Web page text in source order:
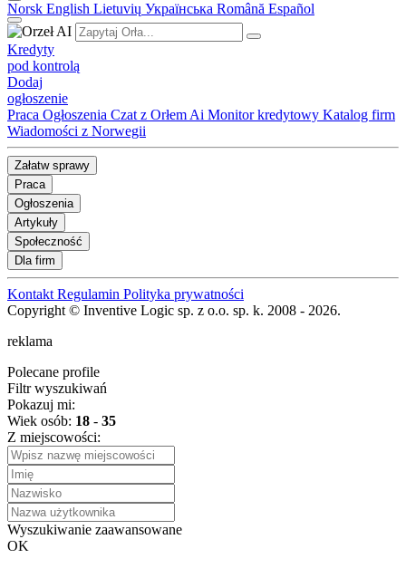
Norsk English Lietuvių Українська Română Español
Kredyty
pod kontrolą
Dodaj
ogłoszenie
Praca Ogłoszenia Czat z Orłem Ai Monitor kredytowy Katalog firm
Wiadomości z Norwegii
Załatw sprawy
Praca
Ogłoszenia
Artykuły
Społeczność
Dla firm
Kontakt Regulamin Polityka prywatności
Copyright © Inventive Logic sp. z o.o. sp. k. 2008 - 2026.
reklama
Polecane profile
Filtr wyszukiwań
Pokazuj mi:
Wiek osób: 18 - 35
Z miejscowości:
Wyszukiwanie zaawansowane
OK